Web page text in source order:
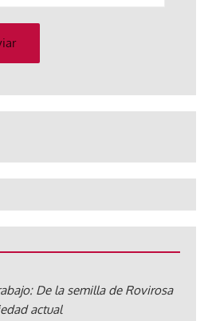
De la semilla de Rovirosa
actual